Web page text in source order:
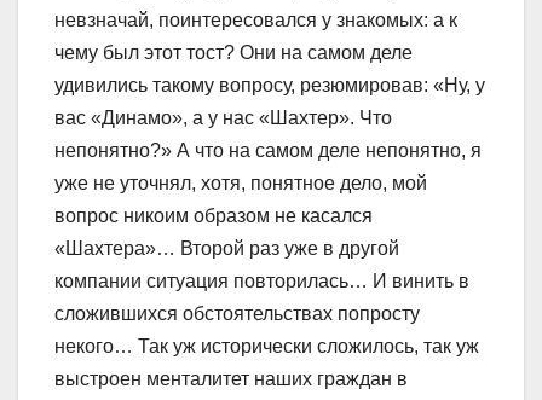
невзначай, поинтересовался у знакомых: а к
чему был этот тост? Они на самом деле
удивились такому вопросу, резюмировав: «Ну, у
вас «Динамо», а у нас «Шахтер». Что
непонятно?» А что на самом деле непонятно, я
уже не уточнял, хотя, понятное дело, мой
вопрос никоим образом не касался
«Шахтера»… Второй раз уже в другой
компании ситуация повторилась… И винить в
сложившихся обстоятельствах попросту
некого… Так уж исторически сложилось, так уж
выстроен менталитет наших граждан в